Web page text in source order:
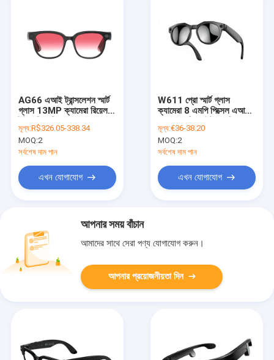
AG66 এআই ট্রান্সলেশন স্মার্ট
গ্লাস 13MP ক্যামেরা রিয়েল-
IP54 ওয়াটারপ্রুফ
কাস্টমাইজেবল অ্যাপ ভয়েস
মূল্য:R$326.05-338.34
MOQ:2
সর্বশেষ দাম পান
এখন যোগাযোগ
W611 প্রো স্মার্ট গ্লাস
ক্যামেরা 8 এমপি পিক্সেল এআই
ওয়াইফাই ট্রান্সমিশন ফটো ভিডিও
চ্যাট আইপি 66 জলরোধী
চৌম্বকীয়
মূল্য:€36-38.20
MOQ:2
সর্বশেষ দাম পান
এখন যোগাযোগ
আপনার সময় বাঁচান
আমাদের সাথে সেরা পণ্য যোগাযোগ করুন।
আপনার প্রয়োজনীয়তা দিন